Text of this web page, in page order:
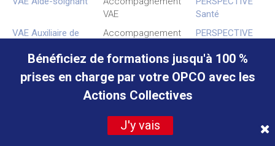
VAE
Santé
VAE Auxiliaire de
Accompagnement
PERSPECTIVE
Bilan de
compétences –
Bilan de
Compétences
PERSPECTIVE Bilan
de Compétences
Compétences
Bénéficiez de formations jusqu'à 100 %
prises en charge par votre OPCO avec les
Actions Collectives
J'y vais